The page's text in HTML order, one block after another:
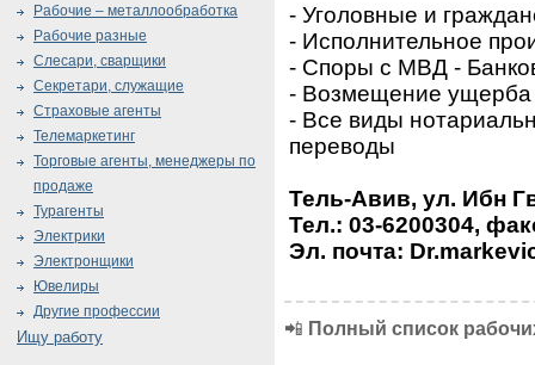
- Уголовные и
- Исполнительное
- Споры с МВД -
- Возмещение ущерба
- Все виды
переводы
Тель-Авив, ул. Ибн
Тел.: 03-6200304,
Эл. почта:
📲 Полный список
Рабочие – металлообработка
Рабочие разные
Слесари, сварщики
Секретари, служащие
Страховые агенты
Телемаркетинг
Торговые агенты, менеджеры по
продаже
Турагенты
Электрики
Электронщики
Ювелиры
Другие профессии
Ищу работу